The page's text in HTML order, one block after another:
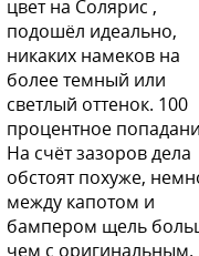
S10 - GRANIT (Гранит)
S10 - GRANIT (Гранит)
цвет на Солярис ,
подошёл идеально,
никаких намеков на
более темный или
светлый оттенок. 100
процентное
На счёт зазоров дела
обстоят похуже,
между капотом и
бампером щель
чем с оригинальным.